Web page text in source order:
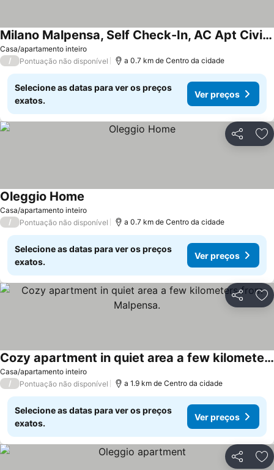
Casa/apartamento inteiro
Milano Malpensa, Self Check-In, AC Apt Civico 24
/ Pontuação não disponível a 0.7 km de Centro da cidade
Selecione as datas para ver os preços
exatos.
Ver preços
Partilhar
Casa/apartamento inteiro
Oleggio Home
/ Pontuação não disponível a 0.7 km de Centro da cidade
Selecione as datas para ver os preços
exatos.
Ver preços
Partilhar
Casa/apartamento inteiro
Cozy apartment in quiet area a few kilometers from Malpensa.
/ Pontuação não disponível a 1.9 km de Centro da cidade
Selecione as datas para ver os preços
exatos.
Ver preços
Partilhar